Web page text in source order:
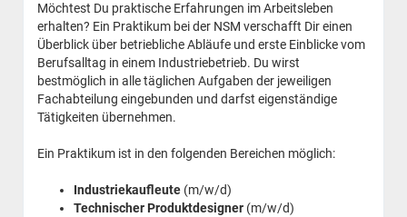
Möchtest Du praktische Erfahrungen im Arbeitsleben
erhalten? Ein Praktikum bei der NSM verschafft Dir einen
Überblick über betriebliche Abläufe und erste Einblicke vom
Berufsalltag in einem Industriebetrieb. Du wirst
bestmöglich in alle täglichen Aufgaben der jeweiligen
Fachabteilung eingebunden und darfst eigenständige
Tätigkeiten übernehmen.
Ein Praktikum ist in den folgenden Bereichen möglich:
Industriekaufleute (m/w/d)
Technischer Produktdesigner (m/w/d)